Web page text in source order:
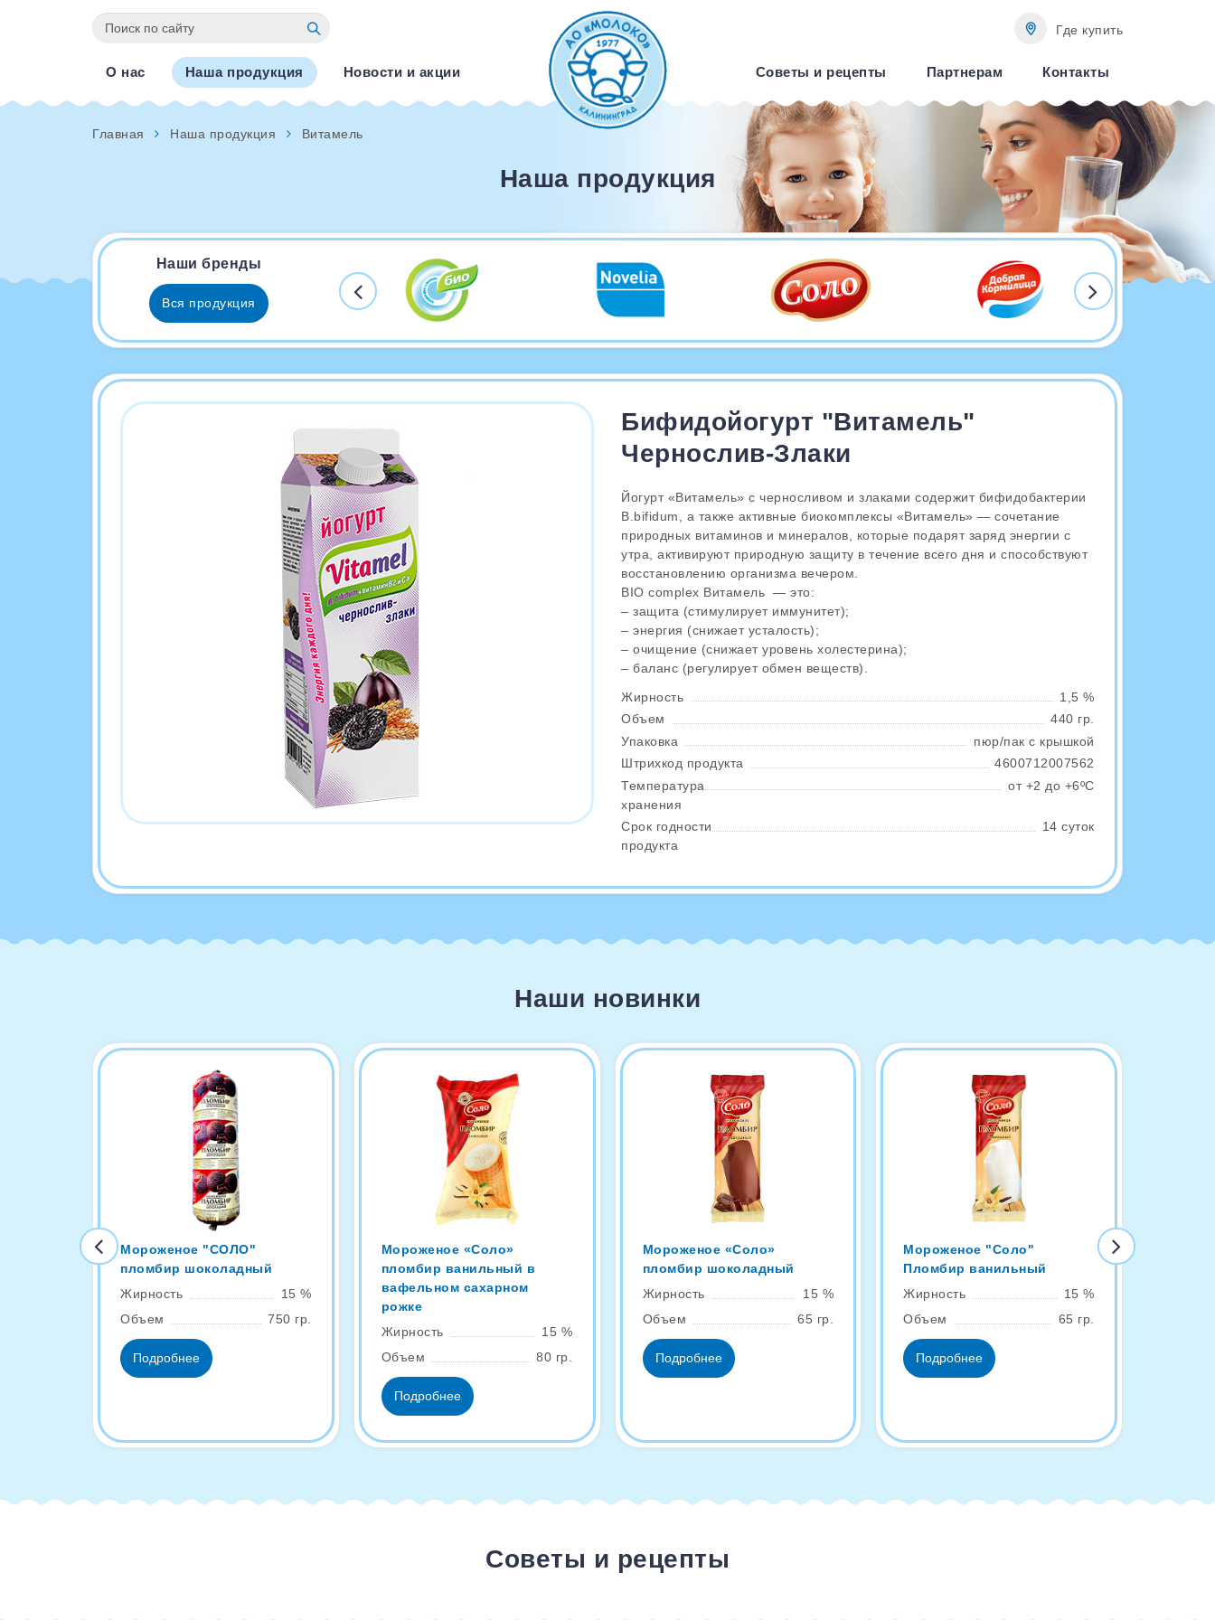
Где купить
О нас Наша продукция Новости и акции Контакты
Партнерам
Советы и рецепты
Главная Наша продукция Витамель
Наша продукция
Наши бренды
Вся продукция
Бифидойогурт "Витамель"
Чернослив-Злаки
Йогурт «Витамель» с черносливом и злаками содержит бифидобактерии
B.bifidum, а также активные биокомплексы «Витамель» — сочетание
природных витаминов и минералов, которые подарят заряд энергии с
утра, активируют природную защиту в течение всего дня и способствуют
восстановлению организма вечером.
BIO complex Витамель — это:
– защита (стимулирует иммунитет);
– энергия (снижает усталость);
– очищение (снижает уровень холестерина);
– баланс (регулирует обмен веществ).
Жирность
1,5 %
Объем
440 гр.
Упаковка
пюр/пак с крышкой
Штрихкод продукта
4600712007562
Температура
хранения
от +2 до +6ºС
Срок годности
продукта
14 суток
Наши новинки
Мороженое "СОЛО"
пломбир шоколадный
Жирность
15 %
Объем
750 гр.
Подробнее
Мороженое «Соло»
пломбир ванильный в
вафельном сахарном
рожке
Жирность
15 %
Объем
80 гр.
Подробнее
Мороженое «Соло»
пломбир шоколадный
Жирность
15 %
Объем
65 гр.
Подробнее
Мороженое "Соло"
Пломбир ванильный
Жирность
15 %
Объем
65 гр.
Подробнее
Советы и рецепты